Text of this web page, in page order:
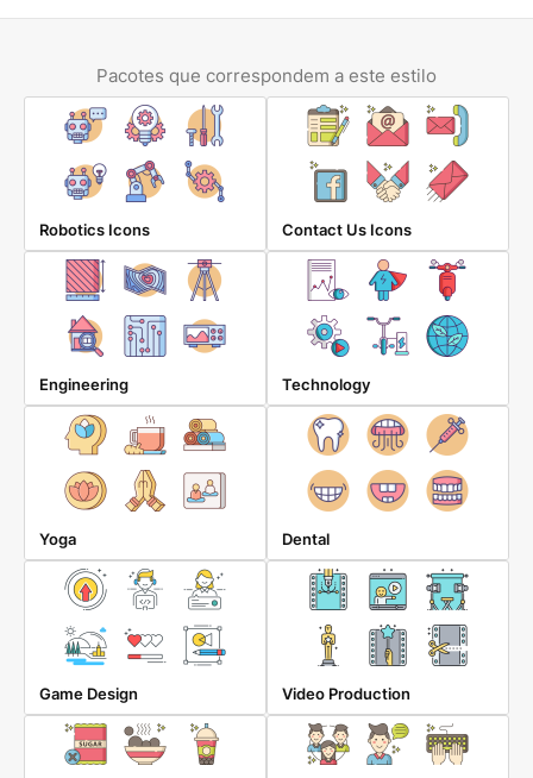
Pacotes que correspondem a este estilo
Robotics Icons Contact Us Icons
Engineering Technology
Yoga Dental
Game Design Video Production